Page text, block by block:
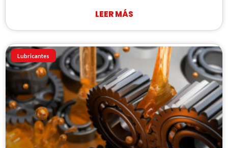
LEER MÁS
Lubricantes